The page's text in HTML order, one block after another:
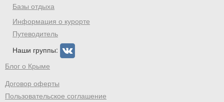
Базы отдыха
Информация о курорте
Путеводитель
Наши группы:
Блог о Крыме
Договор оферты
Пользовательское соглашение